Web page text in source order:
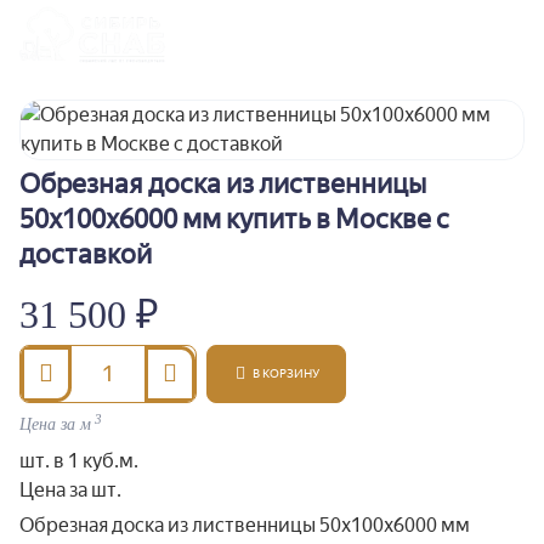
Обрезная доска из лиственницы
50x100x6000 мм купить в Москве с
доставкой
31 500 ₽
В КОРЗИНУ
Обрезная доска из лиственницы 50x100x6000 мм
Цена за м 3
шт. в 1 куб.м.
Цена за шт.